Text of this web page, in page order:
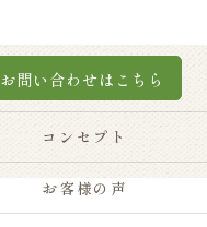
お問い合わせはこちら
コンセプト
お客様の声